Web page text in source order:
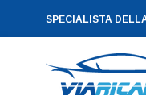
SPECIALISTA